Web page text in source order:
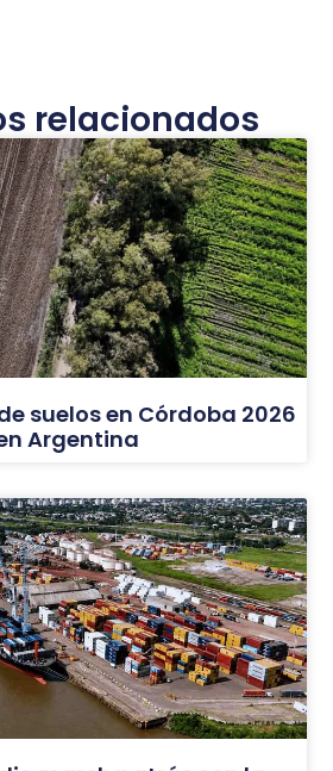
relacionados
suelos en Córdoba 2026
Argentina